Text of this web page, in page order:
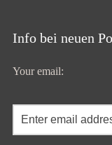
Info bei neuen
Your email: